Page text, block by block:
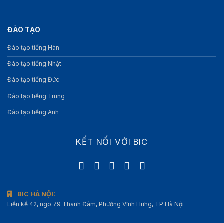
ĐÀO TẠO
Đào tạo tiếng Hàn
Đào tạo tiếng Nhật
Đào tạo tiếng Đức
Đào tạo tiếng Trung
Đào tạo tiếng Anh
KẾT NỐI VỚI BIC
BIC HÀ NỘI:
Liền kề 42, ngõ 79 Thanh Đàm, Phường Vĩnh Hưng, TP Hà Nội